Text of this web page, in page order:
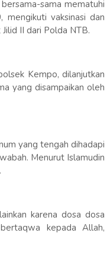
sama mematuhi
vaksinasi dan
II dari Polda NTB.
Kempo, dilanjutkan
yang disampaikan oleh
yang tengah dihadapi
Menurut Islamudin
karena dosa dosa
kepada Allah,